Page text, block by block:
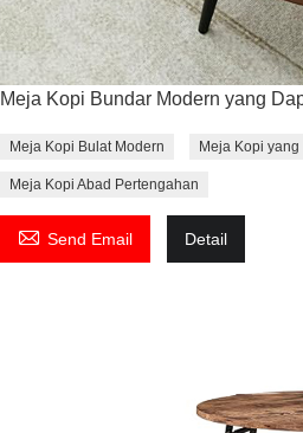
Meja Kopi Bundar Modern yang
Meja Kopi Bulat Modern Meja Kopi
Meja Kopi Abad Pertengahan
 Send Email Detail